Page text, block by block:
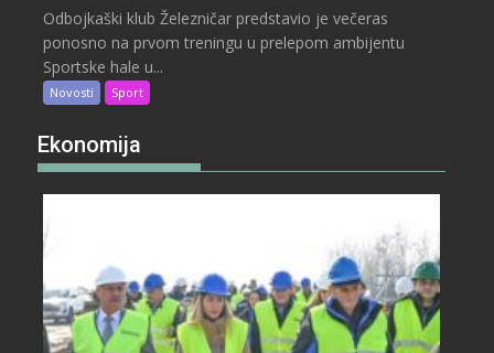
Odbojkaški klub Železničar predstavio je večeras
ponosno na prvom treningu u prelepom ambijentu
Sportske hale u...
Novosti Sport
Ekonomija